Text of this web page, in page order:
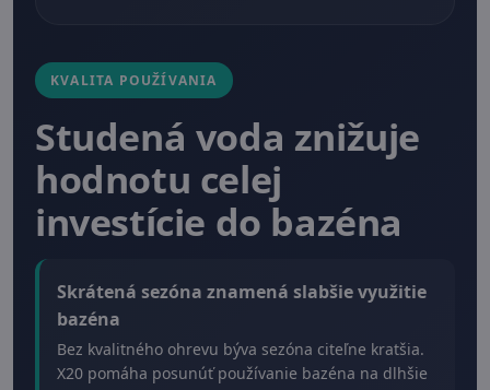
KVALITA POUŽÍVANIA
Studená voda znižuje
hodnotu celej
investície do bazéna
Skrátená sezóna znamená slabšie využitie
bazéna
Bez kvalitného ohrevu býva sezóna citeľne kratšia.
X20 pomáha posunúť používanie bazéna na dlhšie